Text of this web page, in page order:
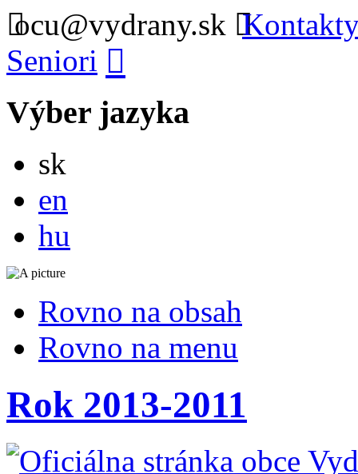
ocu@vydrany.sk
Seniori
Výber jazyka
sk
en
hu
Rovno na obsah
Rovno na menu
Rok 2013-2011